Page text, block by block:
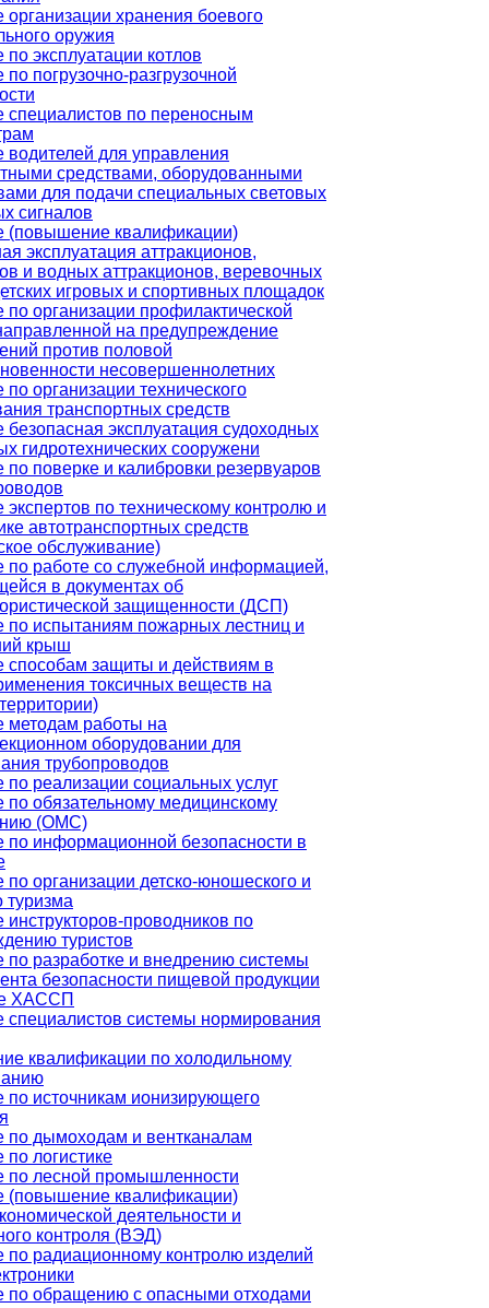
организации хранения боевого
оружия
эксплуатации котлов
погрузочно-разгрузочной
специалистов по переносным
водителей для управления
средствами, оборудованными
для подачи специальных световых
сигналов
(повышение квалификации)
эксплуатация аттракционов,
и водных аттракционов, веревочных
игровых и спортивных площадок
по организации профилактической
на предупреждение
против половой
несовершеннолетних
организации технического
транспортных средств
безопасная эксплуатация судоходных
гидротехнических сооружени
по поверке и калибровки резервуаров
экспертов по техническому контролю и
автотранспортных средств
обслуживание)
по работе со служебной информацией,
в документах об
защищенности (ДСП)
по испытаниям пожарных лестниц и
крыш
способам защиты и действиям в
токсичных веществ на
методам работы на
оборудовании для
трубопроводов
по реализации социальных услуг
по обязательному медицинскому
(ОМС)
по информационной безопасности в
по организации детско-юношеского и
туризма
инструкторов-проводников по
туристов
по разработке и внедрению системы
безопасности пищевой продукции
ХАССП
специалистов системы нормирования
квалификации по холодильному
по источникам ионизирующего
по дымоходам и вентканалам
логистике
по лесной промышленности
(повышение квалификации)
деятельности и
контроля (ВЭД)
по радиационному контролю изделий
по обращению с опасными отходами